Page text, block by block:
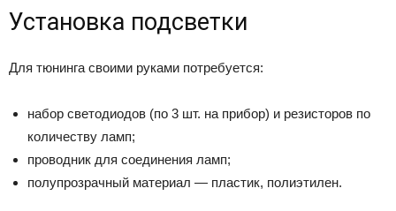
Установка подсветки
Для тюнинга своими руками потребуется:
набор светодиодов (по 3 шт. на прибор) и резисторов по
количеству ламп;
проводник для соединения ламп;
полупрозрачный материал — пластик, полиэтилен.